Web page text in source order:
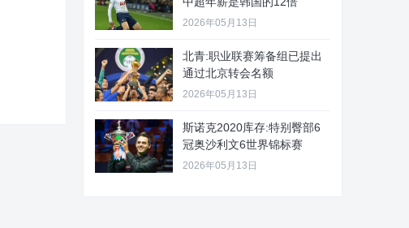
2026年05月13日
北青:职业联赛筹备组已提出
通过北京转会名额
2026年05月13日
斯诺克2020库存:特别臀部6
冠奥沙利文6世界锦标赛
2026年05月13日